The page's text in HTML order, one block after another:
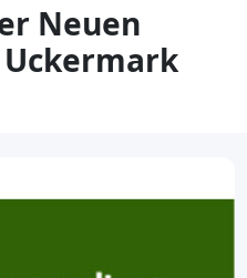
Neuen
Uckermark